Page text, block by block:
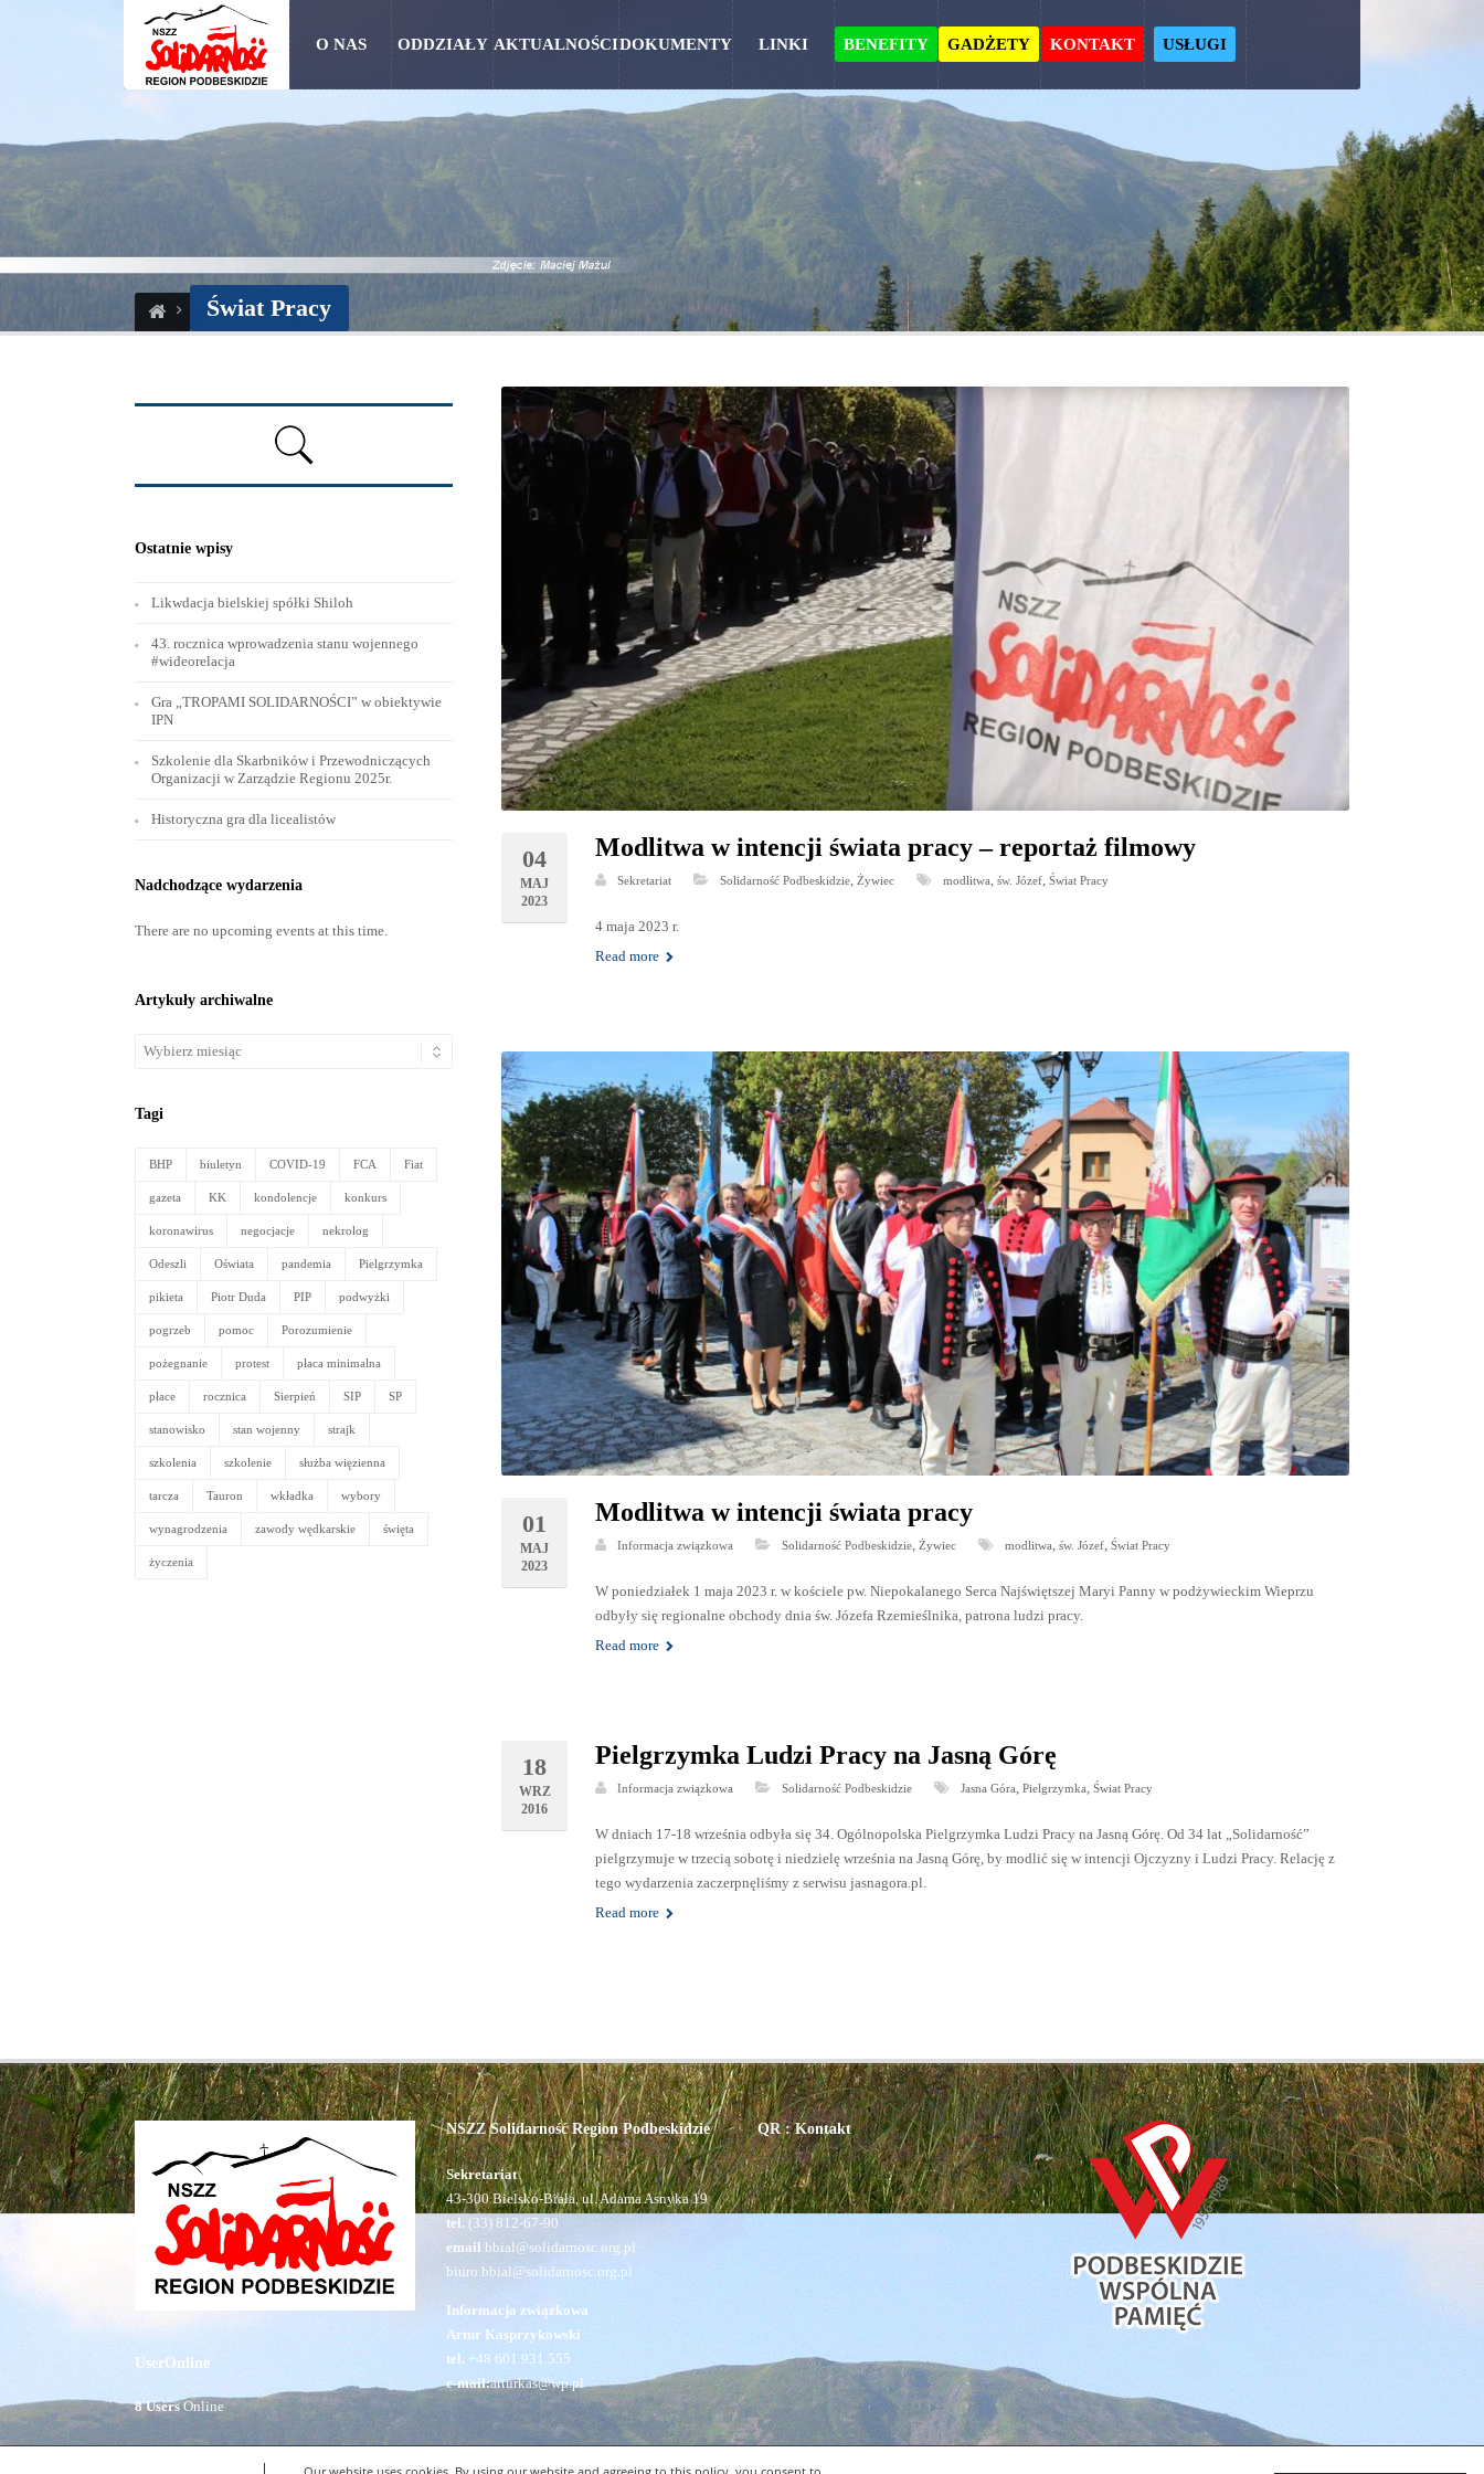
O NAS ODDZIAŁY AKTUALNOŚCIDOKUMENTY LINKI BENEFITY GADŻETY KONTAKT USŁUGI
Świat Pracy
04
MAJ
2023
Modlitwa w intencji świata pracy – reportaż filmowy
Sekretariat Solidarność Podbeskidzie Żywiec modlitwa ,św. Józef ,Świat Pracy
4 maja 2023 r.
Read more
01
MAJ
2023
Modlitwa w intencji świata pracy
Informacja związkowa Solidarność Podbeskidzie Żywiec modlitwa ,św. Józef ,Świat Pracy
W poniedziałek 1 maja 2023 r. w kościele pw. Niepokalanego Serca Najświętszej Maryi Panny w podżywieckim Wieprzu
odbyły się regionalne obchody dnia św. Józefa Rzemieślnika, patrona ludzi pracy.
Read more
18
WRZ
2016
Pielgrzymka Ludzi Pracy na Jasną Górę
Informacja związkowa Solidarność Podbeskidzie Jasna Góra ,Pielgrzymka ,Świat Pracy
W dniach 17-18 września odbyła się 34. Ogólnopolska Pielgrzymka Ludzi Pracy na Jasną Górę. Od 34 lat „Solidarność”
pielgrzymuje w trzecią sobotę i niedzielę września na Jasną Górę, by modlić się w intencji Ojczyzny i Ludzi Pracy. Relację z
tego wydarzenia zaczerpnęliśmy z serwisu jasnagora.pl.
Read more
Ostatnie wpisy
Likwdacja bielskiej spółki Shiloh
43. rocznica wprowadzenia stanu wojennego
#wideorelacja
Gra „TROPAMI SOLIDARNOŚCI” w obiektywie
IPN
Szkolenie dla Skarbników i Przewodniczących
Organizacji w Zarządzie Regionu 2025r.
Historyczna gra dla licealistów
Nadchodzące wydarzenia
There are no upcoming events at this time.
Artykuły archiwalne
Artykuły
Tagi
BHP biuletyn COVID-19 FCA Fiat
gazeta KK kondolencje konkurs
koronawirus negocjacje nekrolog
Odeszli Oświata pandemia Pielgrzymka
pikieta Piotr Duda PIP podwyżki
pogrzeb pomoc Porozumienie
pożegnanie protest płaca minimalna
płace rocznica Sierpień SIP SP
stanowisko stan wojenny strajk
szkolenia szkolenie służba więzienna
tarcza Tauron wkładka wybory
wynagrodzenia zawody wędkarskie święta
życzenia
UserOnline
8 UsersOnline
NSZZ Solidarność Region Podbeskidzie
Sekretariat
43-300 Bielsko-Biała, ul. Adama Asnyka 19
tel. (33) 812-67-90
email bbial@solidarnosc.org.pl
biuro.bbial@solidarnosc.org.pl
Informacja związkowa
Artur Kasprzykowski
tel. +48 601 931 555
e-mail:arturkas@wp.pl
QR : Kontakt